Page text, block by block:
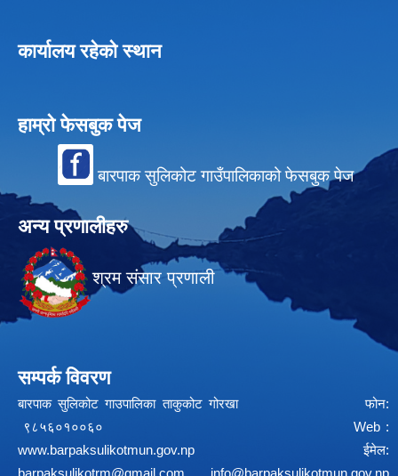
कार्यालय रहेको स्थान
हाम्रो फेसबुक पेज
बारपाक सुलिकोट गाउँपालिकाको फेसबुक पेज
अन्य प्रणालीहरु
श्रम संसार प्रणाली
सम्पर्क विवरण
बारपाक सुलिकोट गाउपालिका ताकुकोट गोरखा फोन:
९८५६०१००६० Web :
www.barpaksulikotmun.gov.np
ईमेल:
barpaksulikotrm@gmail.com
info@barpaksulikotmun.gov.np